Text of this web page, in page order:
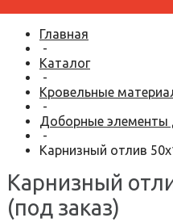
Главная
-
Каталог
-
Кровельные
-
Доборные элементы
-
Карнизный отлив
Карнизный
(под заказ)